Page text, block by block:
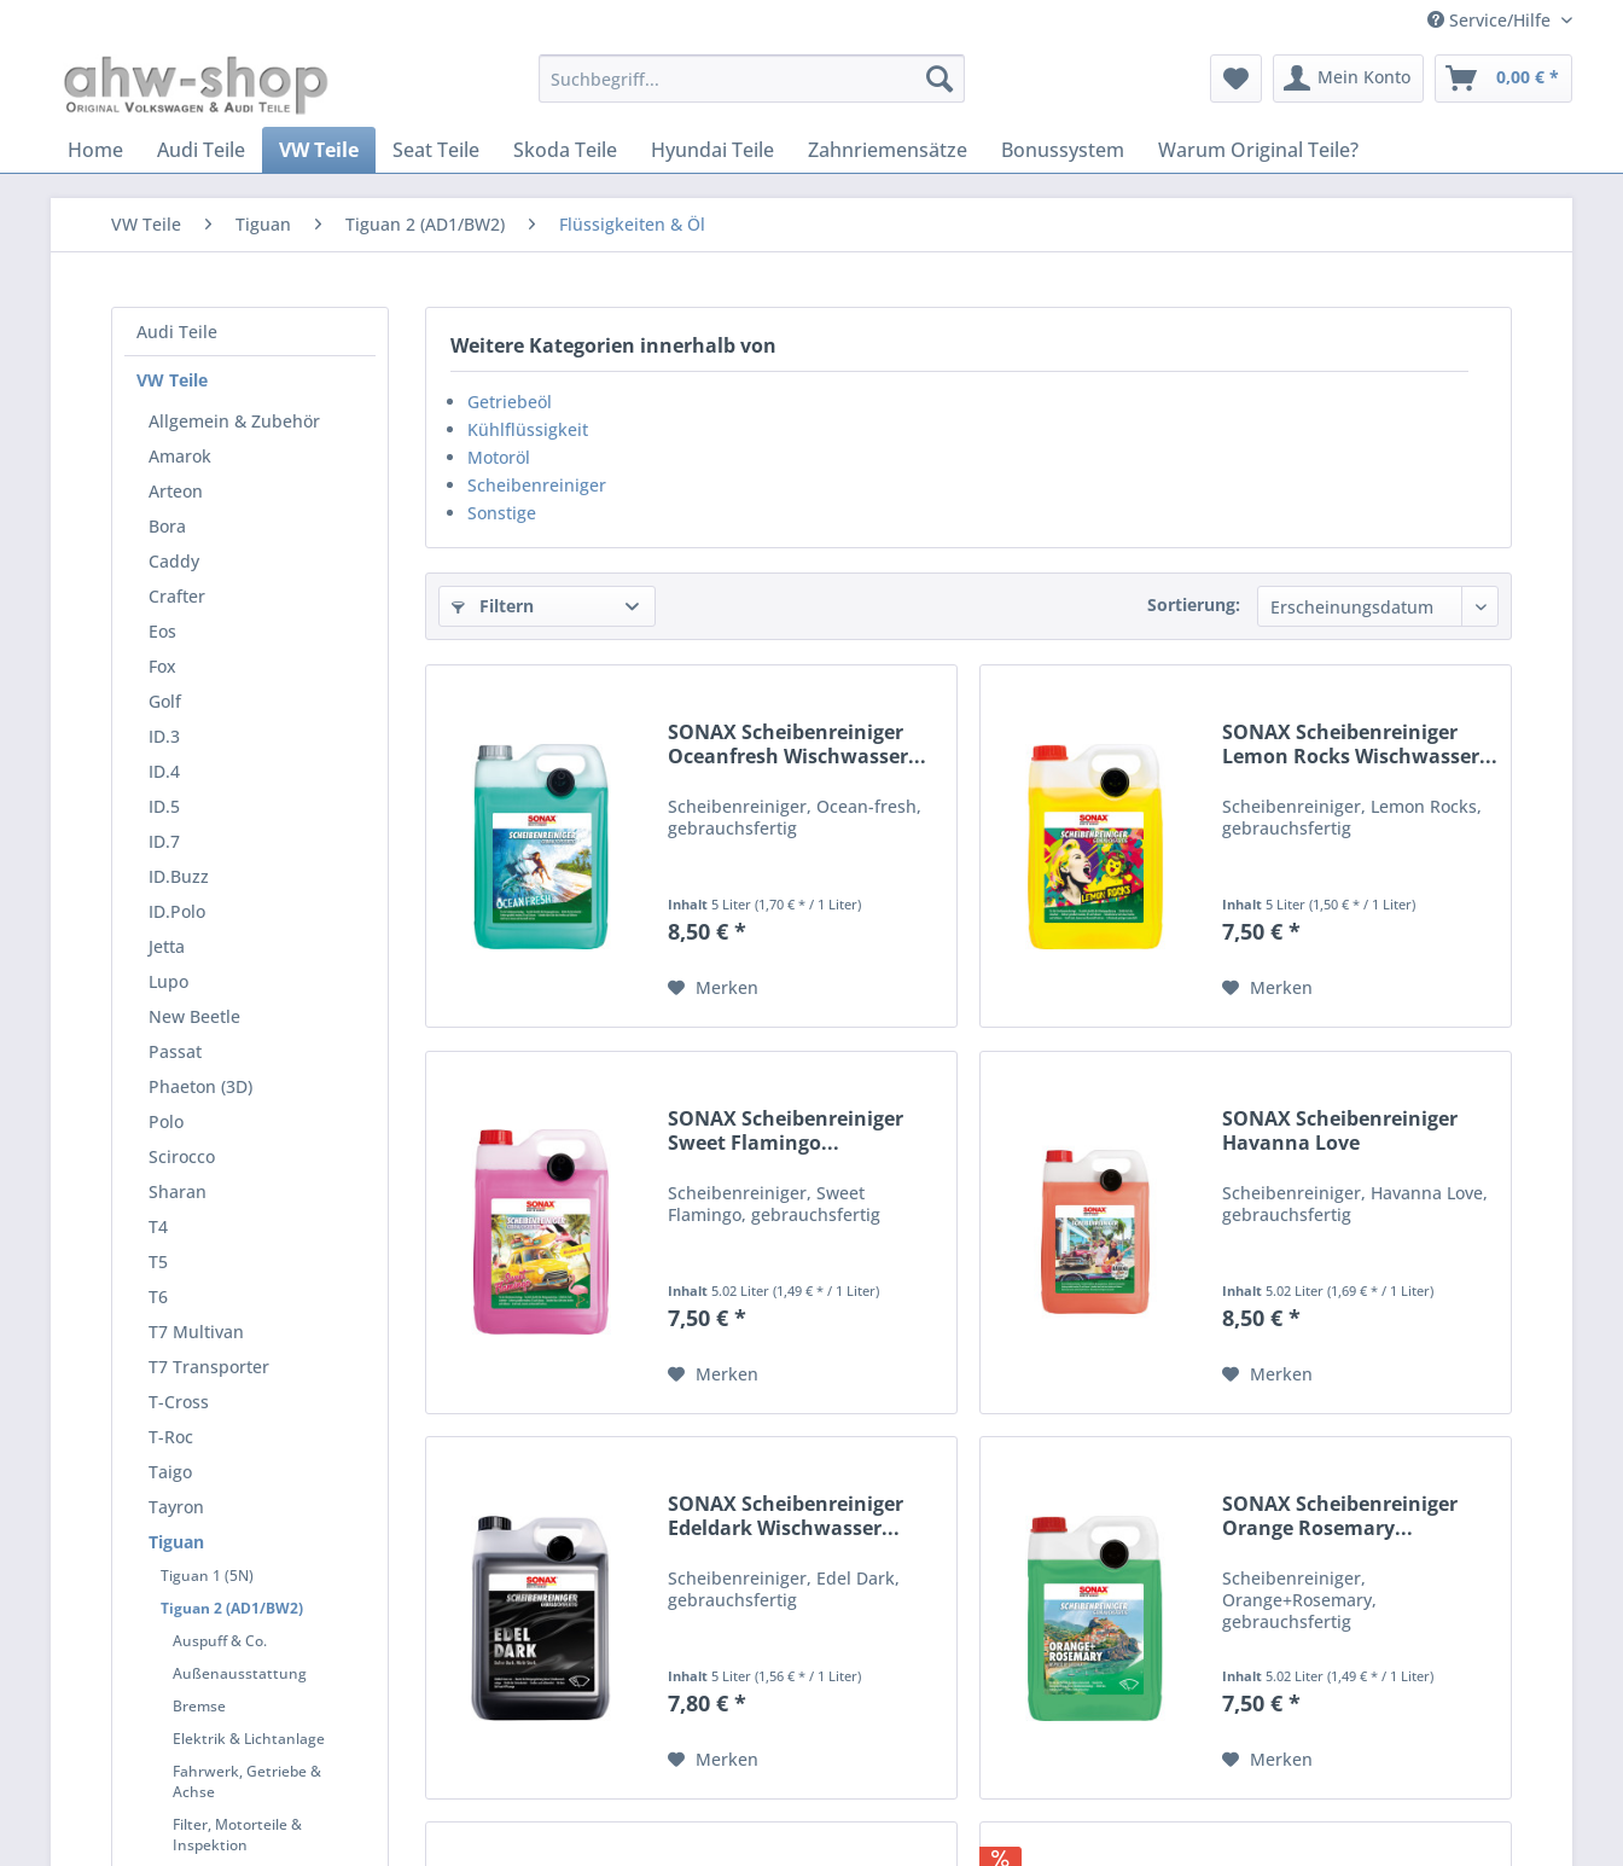
Service/Hilfe
Mein Konto 0,00 € *
Home Audi Teile VW Teile Seat Teile Skoda Teile Hyundai Teile Zahnriemensätze Bonussystem Warum Original Teile?
VW Teile Tiguan Tiguan 2 (AD1/BW2) Flüssigkeiten & Öl
Audi Teile
VW Teile
Allgemein & Zubehör
Amarok
Arteon
Bora
Caddy
Crafter
Eos
Fox
Golf
ID.3
ID.4
ID.5
ID.7
ID.Buzz
ID.Polo
Jetta
Lupo
New Beetle
Passat
Phaeton (3D)
Polo
Scirocco
Sharan
T4
T5
T6
T7 Multivan
T7 Transporter
T-Cross
T-Roc
Taigo
Tayron
Tiguan
Tiguan 1 (5N)
Tiguan 2 (AD1/BW2)
Auspuff & Co.
Außenausstattung
Bremse
Elektrik & Lichtanlage
Fahrwerk, Getriebe &
Achse
Filter, Motorteile &
Inspektion
Weitere Kategorien innerhalb von
Getriebeöl
Kühlflüssigkeit
Motoröl
Scheibenreiniger
Sonstige
Filtern Sortierung:
SONAX Scheibenreiniger
Oceanfresh Wischwasser...
Scheibenreiniger, Ocean-fresh,
gebrauchsfertig
Inhalt5 Liter(1,70 € * / 1 Liter)
8,50 € *
Merken
SONAX Scheibenreiniger
Lemon Rocks Wischwasser...
Scheibenreiniger, Lemon Rocks,
gebrauchsfertig
Inhalt5 Liter(1,50 € * / 1 Liter)
7,50 € *
Merken
SONAX Scheibenreiniger
Sweet Flamingo...
Scheibenreiniger, Sweet
Flamingo, gebrauchsfertig
Inhalt 5.02 Liter(1,49 € * / 1 Liter)
7,50 € *
Merken
SONAX Scheibenreiniger
Havanna Love
Scheibenreiniger, Havanna Love,
gebrauchsfertig
Inhalt 5.02 Liter(1,69 € * / 1 Liter)
8,50 € *
Merken
SONAX Scheibenreiniger
Edeldark Wischwasser...
Scheibenreiniger, Edel Dark,
gebrauchsfertig
Inhalt5 Liter(1,56 € * / 1 Liter)
7,80 € *
Merken
SONAX Scheibenreiniger
Orange Rosemary...
Scheibenreiniger,
Orange+Rosemary,
gebrauchsfertig
Inhalt5.02 Liter(1,49 € * / 1 Liter)
7,50 € *
Merken